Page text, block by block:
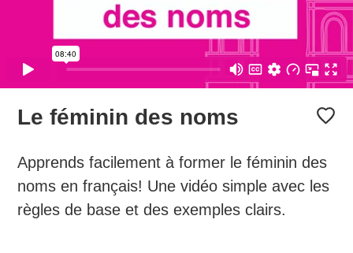
Le féminin des noms
Apprends facilement à former le féminin des
noms en français! Une vidéo simple avec les
règles de base et des exemples clairs.